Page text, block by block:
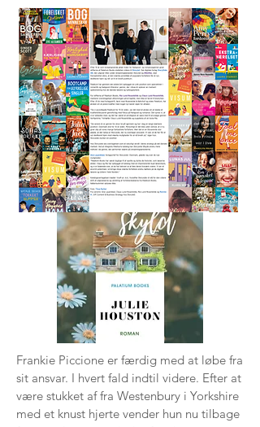
For familiens skyld
Julie Houston
Frankie Piccione er færdig med at løbe fra
sit ansvar. I hvert fald indtil videre. Efter at
være stukket af fra Westenbury i Yorkshire
med et knust hjerte vender hun nu tilbage